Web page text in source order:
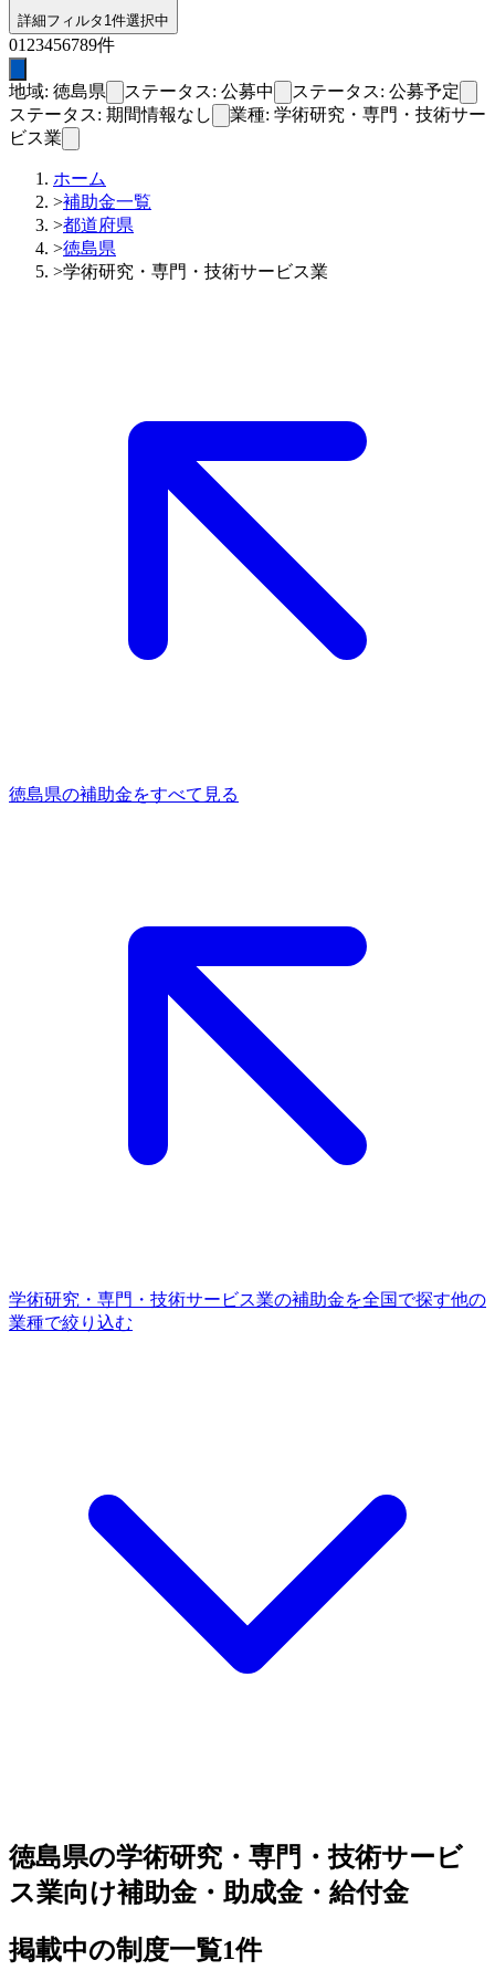
詳細フィルタ 1件選択中
01 23456789件
地域: 徳島県 ステータス: 公募中
ステータス: 公募予定
ステータス: 期間情報なし
業種: 学術研究・専門・技術サー
ビス業
ホーム
>補助金一覧
>都道府県
>徳島県
>学術研究・専門・技術サービス業
徳島県の補助金をすべて見る
学術研究・専門・技術サービス業の補助金を全国で探す他の
業種で絞り込む
徳島県の学術研究・専門・技術サービ
ス業向け補助金・助成金・給付金
掲載中の制度一覧1件